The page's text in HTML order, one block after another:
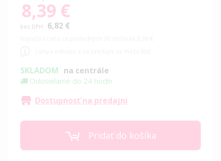
Special
Price
8,39 €
6,82 €
SKLADOM na centrále
Odosielame do 24 hodín
Dostupnosť na predajni
Pridať do košíka